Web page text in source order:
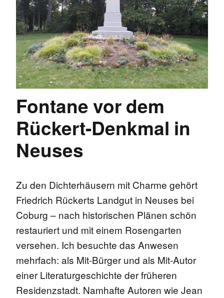
Fontane vor dem
Rückert-Denkmal in
Neuses
Zu den Dichterhäusern mit Charme gehört
Friedrich Rückerts Landgut in Neuses bei
Coburg – nach historischen Plänen schön
restauriert und mit einem Rosengarten
versehen. Ich besuchte das Anwesen
mehrfach: als Mit-Bürger und als Mit-Autor
einer Literaturgeschichte der früheren
Residenzstadt. Namhafte Autoren wie Jean